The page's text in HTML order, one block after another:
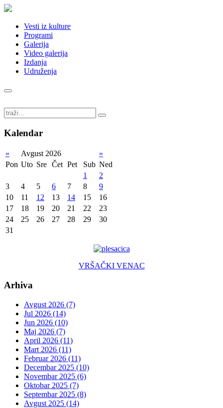
Vesti iz kulture
Programi
Galerija
Video galerija
Izdanja
Udruženja
Kalendar
« Avgust 2026
»
Pon Uto Sre Čet Pet Sub Ned
1
2
3
4 5 6 7 8
9
10
11 12 13 14 15
16
17
18 19 20 21 22
23
24
25 26 27 28 29
30
31
VRŠAČKI VENAC
Arhiva
Avgust 2026 (7)
Jul 2026 (14)
Jun 2026 (10)
Maj 2026 (7)
April 2026 (11)
Mart 2026 (11)
Februar 2026 (11)
Decembar 2025 (10)
Novembar 2025 (6)
Oktobar 2025 (7)
Septembar 2025 (8)
Avgust 2025 (14)